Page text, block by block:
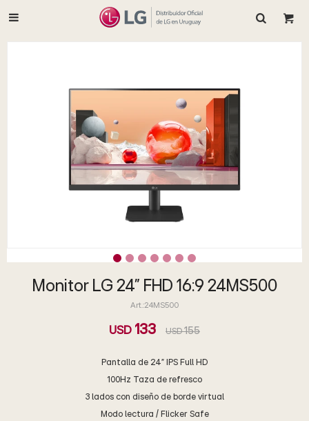

Monitor LG 24" FHD 16:9 24MS500
24MS500
USD 133 USD 155
Pantalla de 24” IPS Full HD
100Hz Taza de refresco
3 lados con diseño de borde virtual
Modo lectura / Flicker Safe